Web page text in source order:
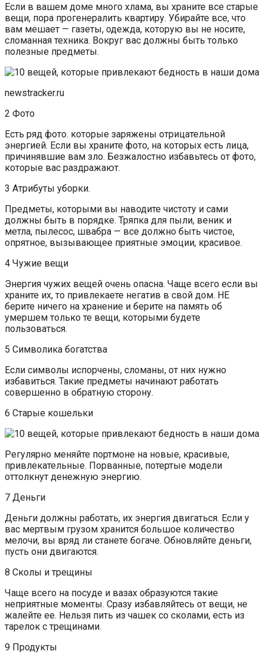
Если в вашем доме много хлама, вы храните все старые
вещи, пора прогенералить квартиру. Убирайте все, что
вам мешает — газеты, одежда, которую вы не носите,
сломанная техника. Вокруг вас должны быть только
полезные предметы.
newstracker.ru
2 Фото
Есть ряд фото. которые заряжены отрицательной
энергией. Если вы храните фото, на которых есть лица,
причинявшие вам зло. Безжалостно избавьтесь от фото,
которые вас раздражают.
3 Атрибуты уборки.
Предметы, которыми вы наводите чистоту и сами
должны быть в порядке. Тряпка для пыли, веник и
метла, пылесос, швабра — все должно быть чистое,
опрятное, вызывающее приятные эмоции, красивое.
4 Чужие вещи
Энергия чужих вещей очень опасна. Чаще всего если вы
храните их, то привлекаете негатив в свой дом. НЕ
берите ничего на хранение и берите на память об
умершем только те вещи, которыми будете
пользоваться.
5 Символика богатства
Если символы испорчены, сломаны, от них нужно
избавиться. Такие предметы начинают работать
совершенно в обратную сторону.
6 Старые кошельки
Регулярно меняйте портмоне на новые, красивые,
привлекательные. Порванные, потертые модели
оттолкнут денежную энергию.
7 Деньги
Деньги должны работать, их энергия двигаться. Если у
вас мертвым грузом хранится большое количество
мелочи, вы вряд ли станете богаче. Обновляйте деньги,
пусть они двигаются.
8 Сколы и трещины
Чаще всего на посуде и вазах образуются такие
неприятные моменты. Сразу избавляйтесь от вещи, не
жалейте ее. Нельзя пить из чашек со сколами, есть из
тарелок с трещинами.
9 Продукты